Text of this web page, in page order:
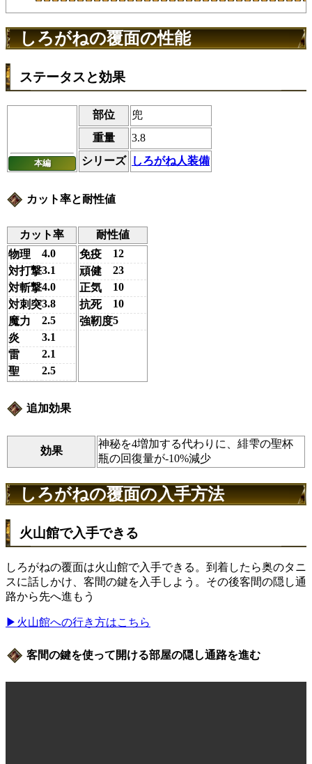
しろがねの覆面の性能
ステータスと効果
本編
部位
兜
重量
3.8
シリーズ
しろがね人装備
カット率と耐性値
カット率
耐性値
物理
4.0
対打撃3.1
対斬撃4.0
対刺突3.8
魔力
2.5
炎
3.1
雷
2.1
聖
2.5
免疫
12
頑健
23
正気
10
抗死
10
強靭度5
追加効果
効果
神秘を4増加する代わりに、緋雫の聖杯
瓶の回復量が-10%減少
しろがねの覆面の入手方法
火山館で入手できる
しろがねの覆面は火山館で入手できる。到着したら奥のタニ
スに話しかけ、客間の鍵を入手しよう。その後客間の隠し通
路から先へ進もう
▶火山館への行き方はこちら
客間の鍵を使って開ける部屋の隠し通路を進む